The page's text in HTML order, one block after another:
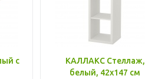
с
КАЛЛАКС Стеллаж,
белый, 42x147 см